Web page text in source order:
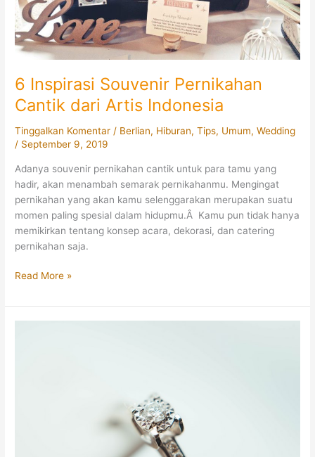
6 Inspirasi Souvenir Pernikahan
Cantik dari Artis Indonesia
Tinggalkan Komentar / Berlian, Hiburan,Tips, Umum,Wedding
/ September 9, 2019
Adanya souvenir pernikahan cantik untuk para tamu yang
hadir, akan menambah semarak pernikahanmu. Mengingat
pernikahan yang akan kamu selenggarakan merupakan suatu
momen paling spesial dalam hidupmu.Â Kamu pun tidak hanya
memikirkan tentang konsep acara, dekorasi, dan catering
pernikahan saja.
6
Souvenir
Pernikahan
Read More »